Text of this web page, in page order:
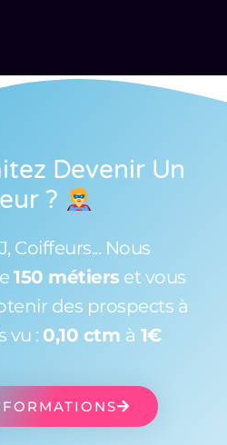
Devenir Un
?
Coiffeurs... Nous
150 métiers et vous
des prospects à
vu : 0,10 ctm à 1€